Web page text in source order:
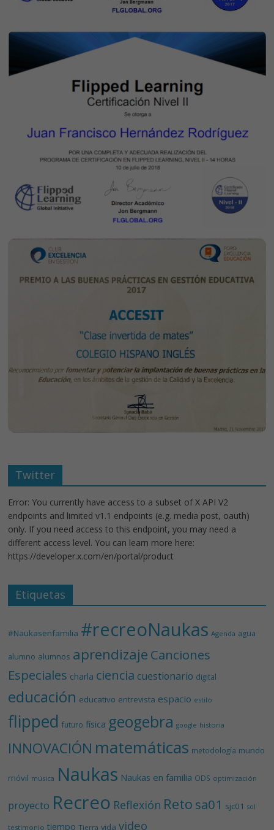
Twitter
Error: You currently have access to a subset of X API V2
endpoints and limited v1.1 endpoints (e.g. media post, oauth)
only. If you need access to this endpoint, you may need a
different access level. You can learn more here:
https://developer.x.com/en/portal/product
Etiquetas
#Naukasenfamilia #recreoNaukas Agenda agua
alumno alumnos aprendizaje Canciones
Especiales charla ciencia cuestionario digital
educación educativo entrevista espacio estilo
flipped futuro física geogebra google historia
INNOVACIÓN matemáticas metodología mundo
móvil música Naukas Naukas en familia ODS optimización
proyecto Recreo Reflexión Reto sa01 sjc01 sol
testimonio tiempo Tierra vida video